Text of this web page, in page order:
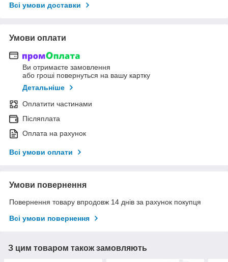
Всі умови доставки
Умови оплати
Ви отримаєте замовлення
або гроші повернуться на вашу картку
Детальніше
Оплатити частинами
Післяплата
Оплата на рахунок
Всі умови оплати
Умови повернення
Повернення товару впродовж 14 днів за рахунок покупця
Всі умови повернення
З цим товаром також замовляють